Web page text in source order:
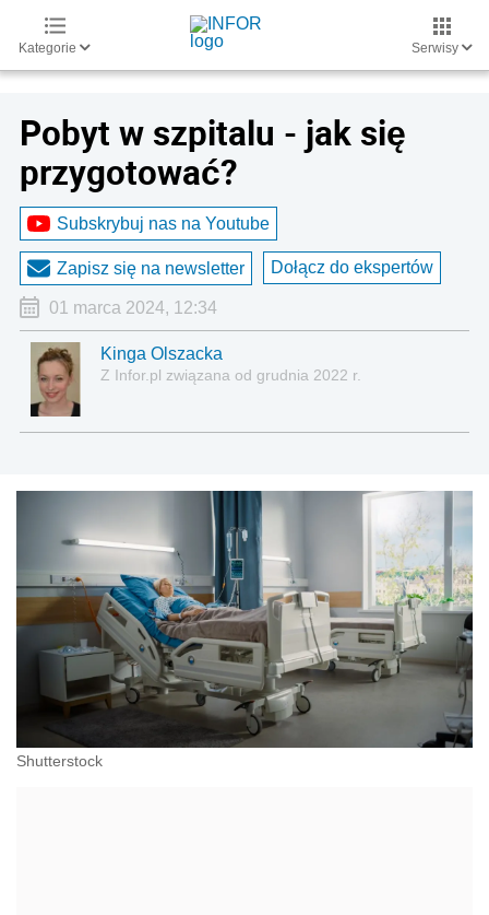
Kategorie Serwisy
Pobyt w szpitalu - jak się
przygotować?
Subskrybuj nas na Youtube
Zapisz się na newsletter Dołącz do ekspertów
01 marca 2024, 12:34
Kinga Olszacka
Z Infor.pl związana od grudnia 2022 r.
Shutterstock